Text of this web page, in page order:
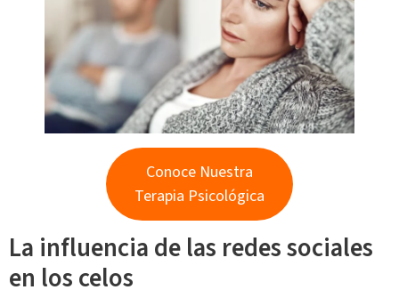
Conoce Nuestra
Terapia Psicológica
La influencia de las redes sociales
en los celos